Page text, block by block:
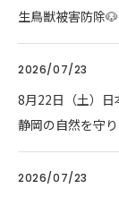
生鳥獣被害防除🐶
2026/07/23
8月22日（土）日
静岡の自然を守り
2026/07/23